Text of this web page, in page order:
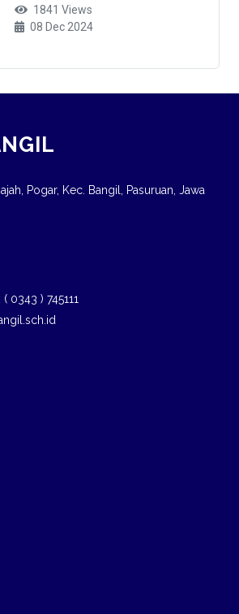
1841 Views
08 Dec 2024
Pogar, Kec. Bangil, Pasuruan, Jawa
( 0343 ) 745111